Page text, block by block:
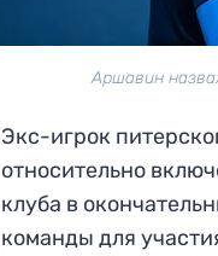
Аршавин
Экс-игрок
относительно
клуба в
команды для